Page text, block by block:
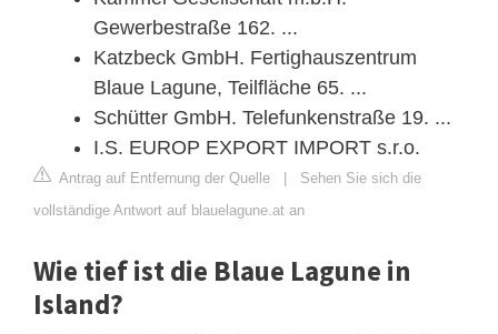
Gewerbestraße 162. ...
Katzbeck GmbH. Fertighauszentrum
Blaue Lagune, Teilfläche 65. ...
Schütter GmbH. Telefunkenstraße 19. ...
I.S. EUROP EXPORT IMPORT s.r.o.
Antrag auf Entfernung der Quelle | Sehen Sie sich die
vollständige Antwort auf blauelagune.at an
Wie tief ist die Blaue Lagune in
Island?